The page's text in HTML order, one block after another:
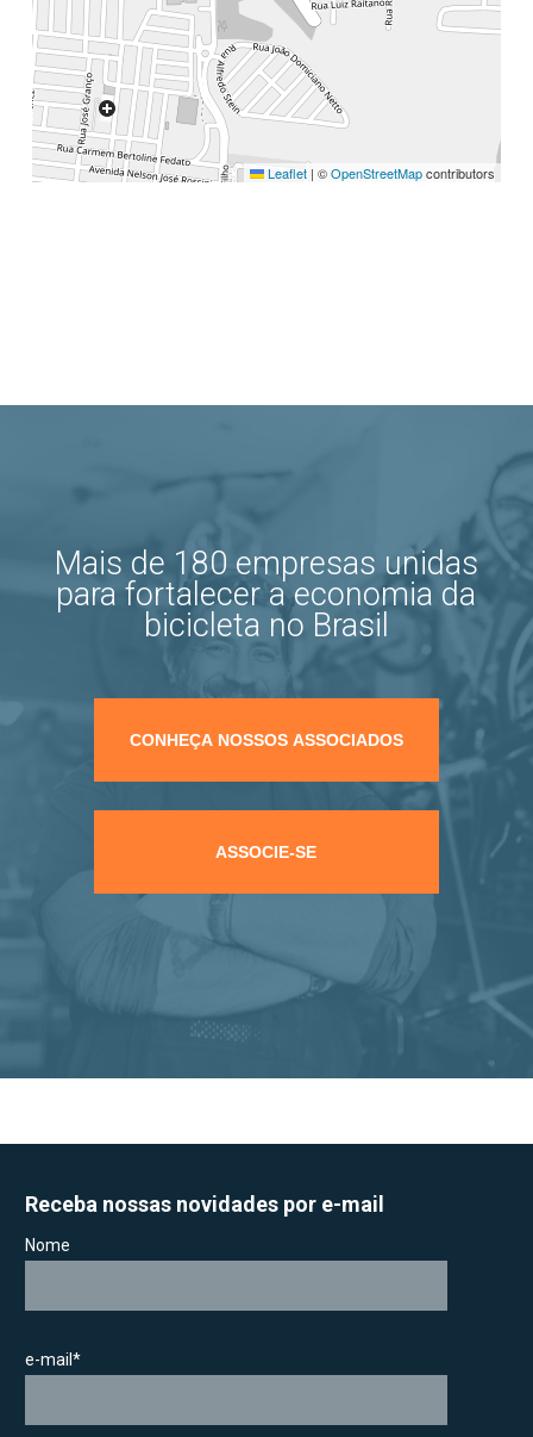
Leaflet | ©OpenStreetMapcontributors
Mais de 180 empresas unidas
para fortalecer a economia da
bicicleta no Brasil
CONHEÇA NOSSOS ASSOCIADOS
ASSOCIE-SE
Receba nossas novidades por e-mail
Nome
e-mail*